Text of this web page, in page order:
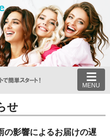
MENU
せ
の影響によるお届けの遅